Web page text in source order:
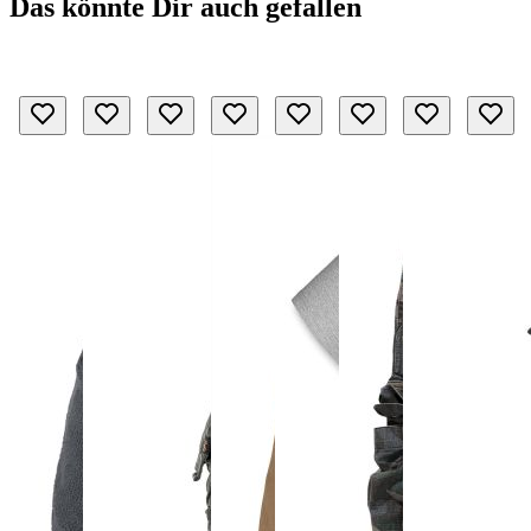
Das könnte Dir auch gefallen